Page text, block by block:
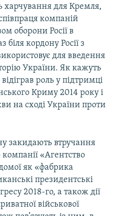
для Кремля,
компаній
оборони Росії в
біля кордону Росії з
для введення
України. Як кажуть
роль у підтримці
Криму 2014 року і
на сході України проти
втручання
компанії «Агентство
як «фабрика
президентські
2018-го, а також дії
військової